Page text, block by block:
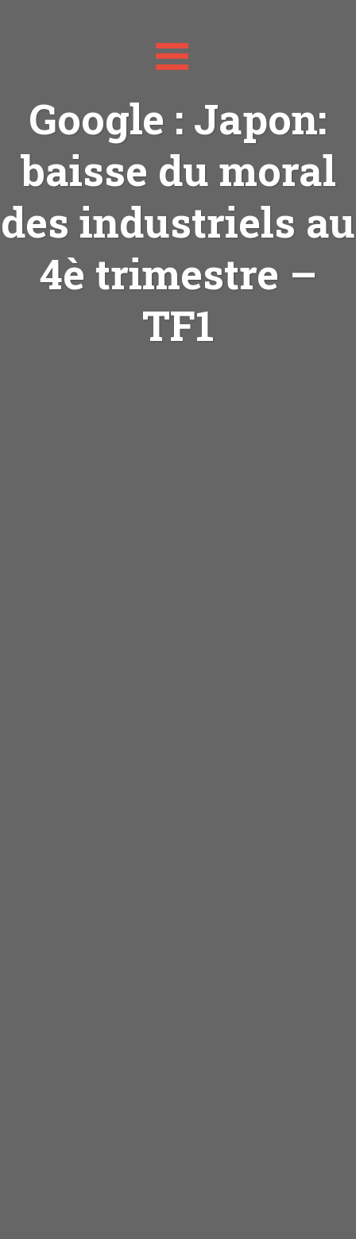
Toggle
navigation
Google : Japon:
baisse du moral
des industriels au
4è trimestre –
TF1